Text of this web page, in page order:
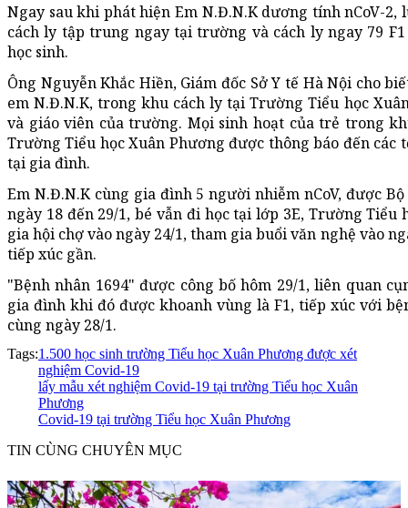
Ngay sau khi phát hiện Em N.Đ.N.K dương tính nCoV-
cách ly tập trung ngay tại trường và cách ly ngay 79
học sinh.
Ông Nguyễn Khắc Hiền, Giám đốc Sở Y tế Hà Nội cho
em N.Đ.N.K, trong khu cách ly tại Trường Tiểu học
và giáo viên của trường. Mọi sinh hoạt của trẻ trong
Trường Tiểu học Xuân Phương được thông báo đến các
tại gia đình.
Em N.Đ.N.K cùng gia đình 5 người nhiễm nCoV, được
ngày 18 đến 29/1, bé vẫn đi học tại lớp 3E, Trường Tiểu
gia hội chợ vào ngày 24/1, tham gia buổi văn nghệ vào
tiếp xúc gần.
"Bệnh nhân 1694" được công bố hôm 29/1, liên quan
gia đình khi đó được khoanh vùng là F1, tiếp xúc với
cùng ngày 28/1.
Tags:1.500 học sinh trường Tiểu học Xuân Phương được xét
nghiệm Covid-19
lấy mẫu xét nghiệm Covid-19 tại trường Tiểu học Xuân
Phương
Covid-19 tại trường Tiểu học Xuân Phương
TIN CÙNG CHUYÊN MỤC